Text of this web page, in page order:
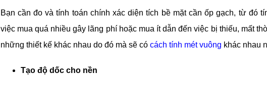
Bạn cần đo và tính toán chính xác diện tích bề mặt cần ốp gạch, từ đó
việc mua quá nhiều gây lãng phí hoặc mua ít dẫn đến việc bị thiếu, mất
những thiết kế khác nhau do đó mà sẽ có cách tính mét vuông khác nhau
Tạo độ dốc cho nền